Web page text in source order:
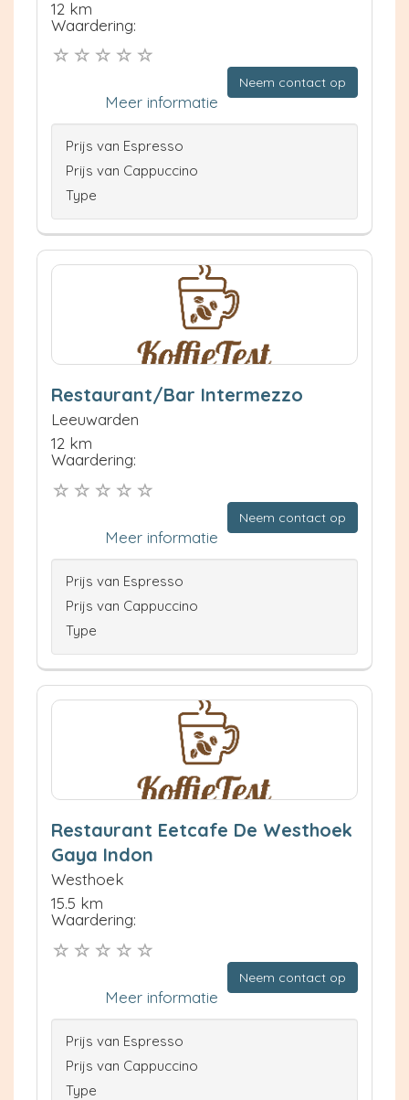
12 km
Waardering:
Neem contact op
Meer informatie
Prijs van Espresso
Prijs van Cappuccino
Type
Restaurant/Bar Intermezzo
Leeuwarden
12 km
Waardering:
Neem contact op
Meer informatie
Prijs van Espresso
Prijs van Cappuccino
Type
Restaurant Eetcafe De Westhoek
Gaya Indon
Westhoek
15.5 km
Waardering:
Neem contact op
Meer informatie
Prijs van Espresso
Prijs van Cappuccino
Type